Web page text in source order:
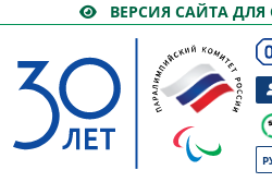
ВЕРСИЯ САЙТА